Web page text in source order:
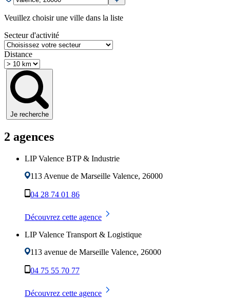
Veuillez choisir une ville dans la liste
Secteur d'activité
Distance
Je recherche
2 agences
LIP Valence BTP & Industrie
113 Avenue de Marseille Valence, 26000
04 28 74 01 86
Découvrez cette agence
LIP Valence Transport & Logistique
113 avenue de Marseille Valence, 26000
04 75 55 70 77
Découvrez cette agence